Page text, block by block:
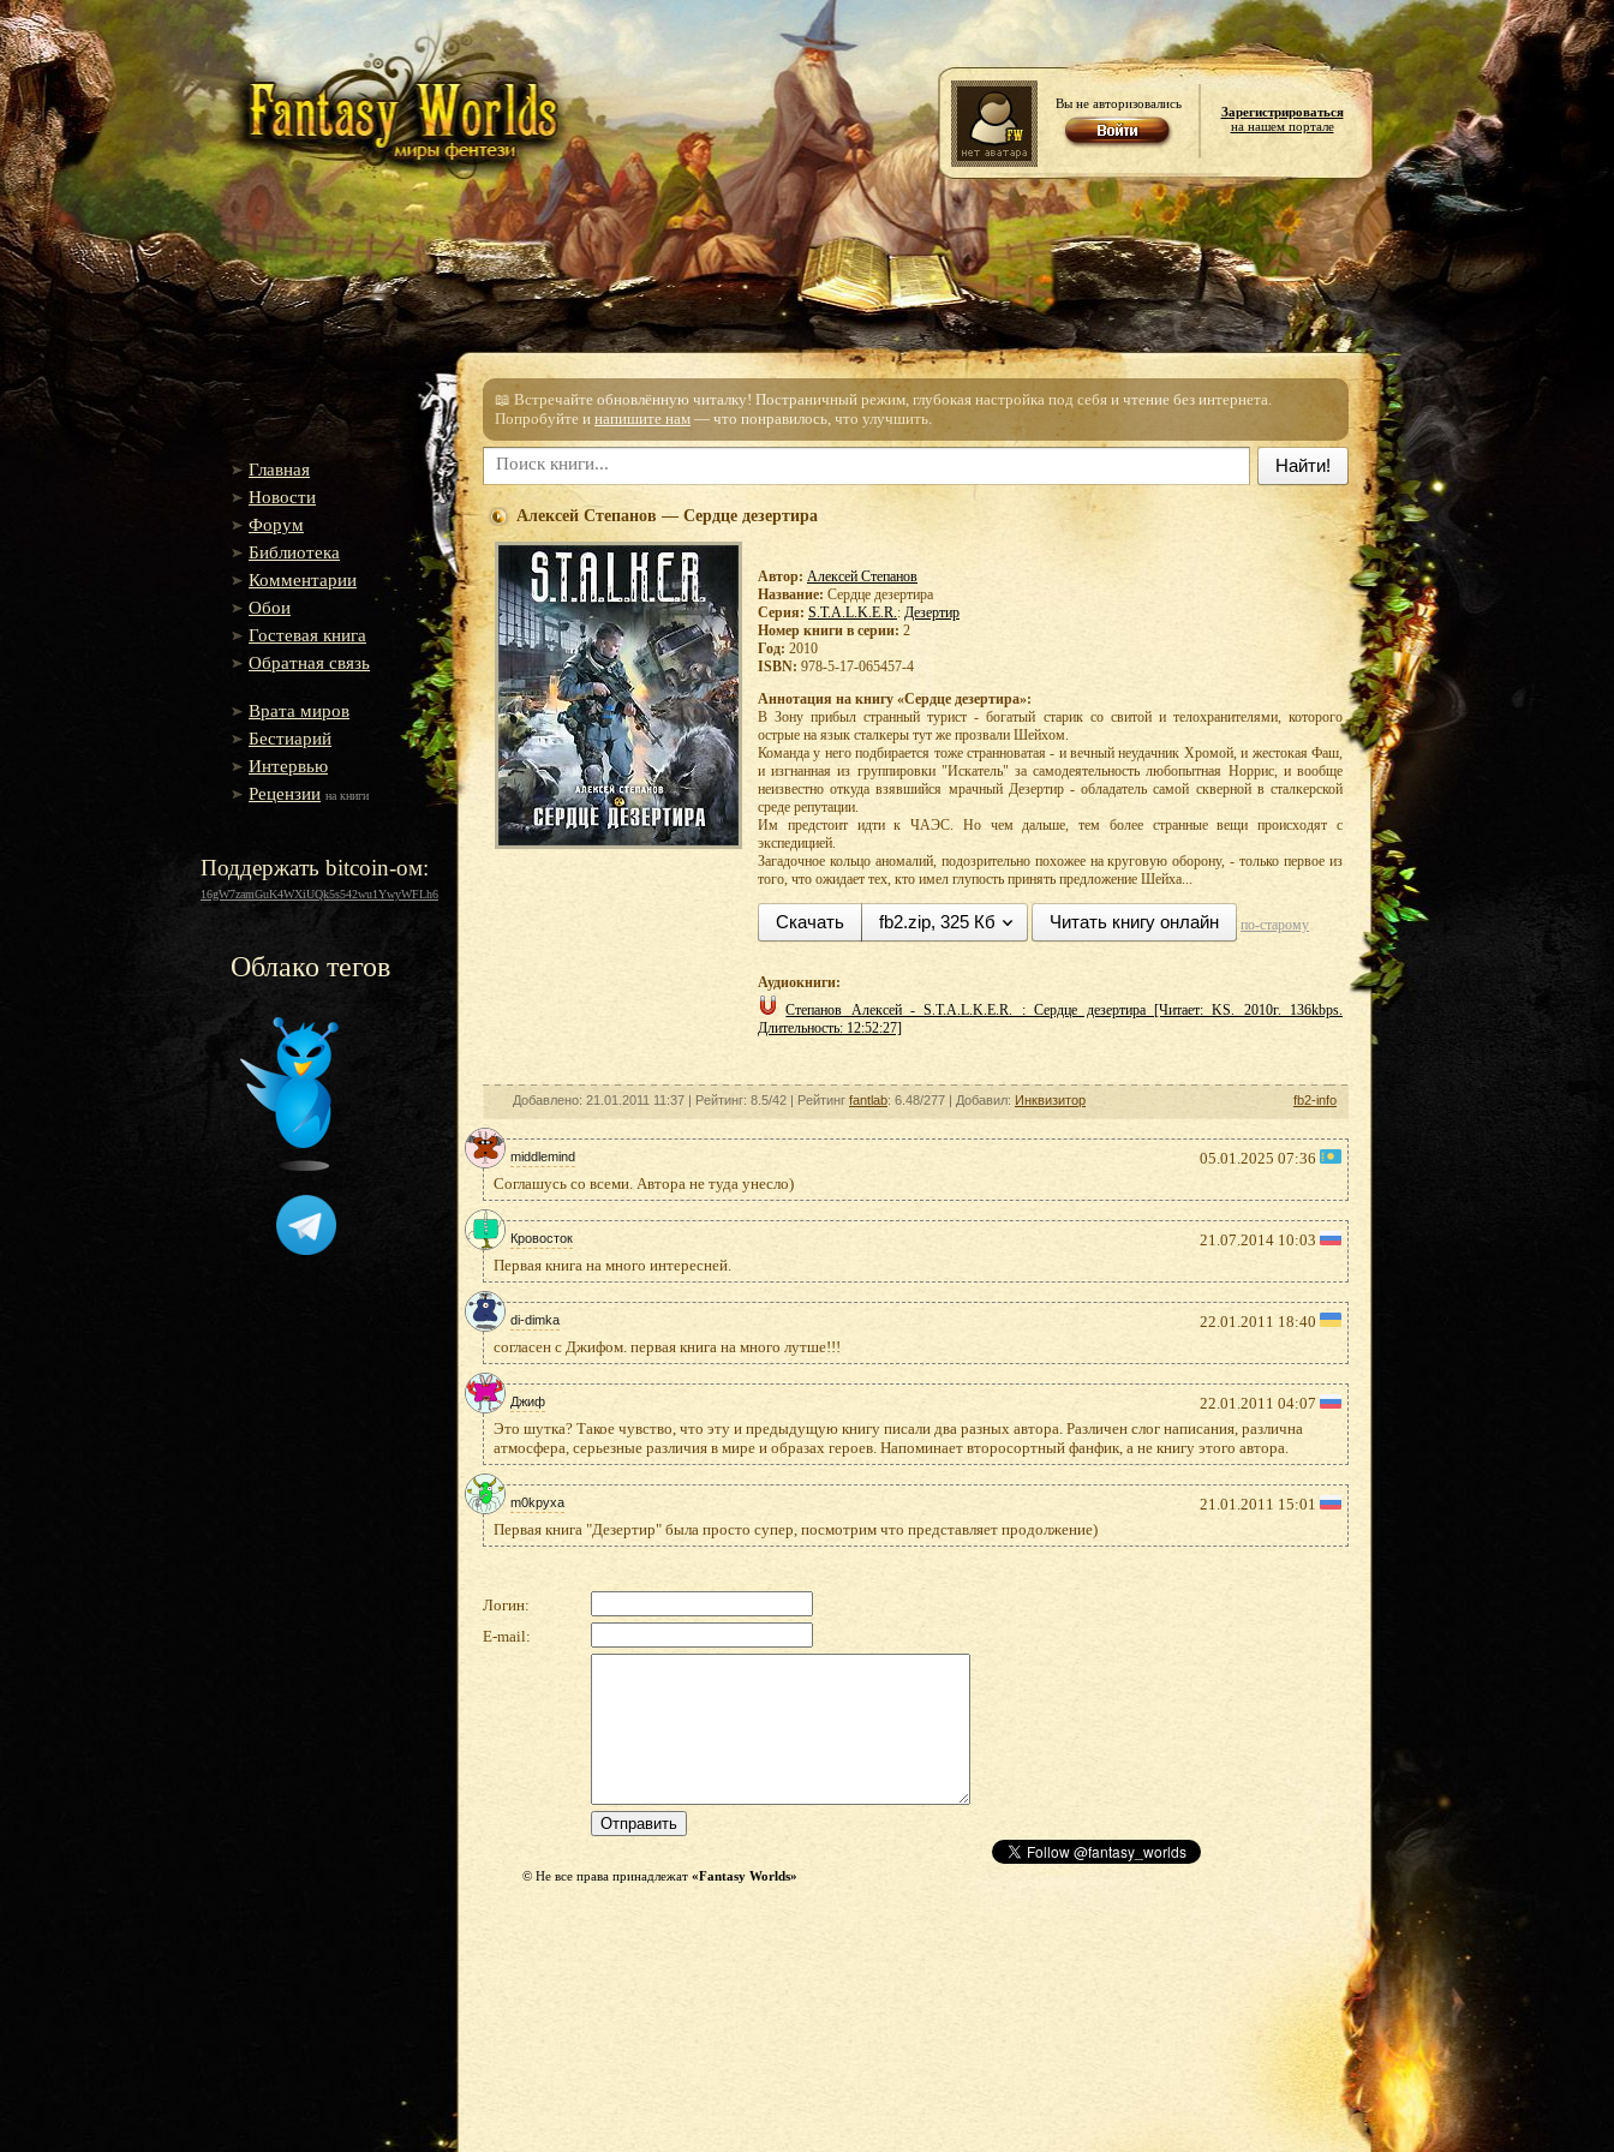
Вы не авторизовались
Зарегистрироваться
на нашем портале
Главная
Новости
Форум
Библиотека
Комментарии
Обои
Гостевая книга
Обратная связь
Врата миров
Бестиарий
Интервью
Рецензии на книги
Поддержать bitcoin-ом:
16gW7zamGuK4WXiUQk5s542wu1YwyWFLh6
Облако тегов
📖 Встречайте обновлённую читалку! Постраничный режим, глубокая настройка под себя и чтение без интернета.
Попробуйте и напишите нам — что понравилось, что улучшить.
Найти!
Алексей Степанов — Сердце дезертира
Автор: Алексей Степанов
Название: Сердце дезертира
Серия: S.T.A.L.K.E.R.: Дезертир
Номер книги в серии: 2
Год: 2010
ISBN: 978-5-17-065457-4
Аннотация на книгу «Сердце дезертира»:
В Зону прибыл странный турист - богатый старик со свитой и телохранителями, которого
острые на язык сталкеры тут же прозвали Шейхом.
Команда у него подбирается тоже странноватая - и вечный неудачник Хромой, и жестокая Фаш,
и изгнанная из группировки "Искатель" за самодеятельность любопытная Норрис, и вообще
неизвестно откуда взявшийся мрачный Дезертир - обладатель самой скверной в сталкерской
среде репутации.
Им предстоит идти к ЧАЭС. Но чем дальше, тем более странные вещи происходят с
экспедицией.
Загадочное кольцо аномалий, подозрительно похожее на круговую оборону, - только первое из
того, что ожидает тех, кто имел глупость принять предложение Шейха...
Скачать fb2.zip, 325 Кб Читать книгу онлайн по-старому
Аудиокниги:
Степанов Алексей - S.T.A.L.K.E.R. : Сердце дезертира [Читает: KS. 2010г. 136kbps.
Длительность: 12:52:27]
Добавлено: 21.01.2011 11:37 | Рейтинг: 8.5/42 | Рейтинг fantlab: 6.48/277 | Добавил: Инквизитор fb2-info
middlemind
05.01.2025 07:36
Соглашусь со всеми. Автора не туда унесло)
Кровосток
21.07.2014 10:03
Первая книга на много интересней.
di-dimka
22.01.2011 18:40
согласен с Джифом. первая книга на много лутше!!!
Джиф
22.01.2011 04:07
Это шутка? Такое чувство, что эту и предыдущую книгу писали два разных автора. Различен слог написания, различна
атмосфера, серьезные различия в мире и образах героев. Напоминает второсортный фанфик, а не книгу этого автора.
m0kpyxa
21.01.2011 15:01
Первая книга "Дезертир" была просто супер, посмотрим что представляет продолжение)
Логин:
E-mail:
© Не все права принадлежат «Fantasy Worlds»